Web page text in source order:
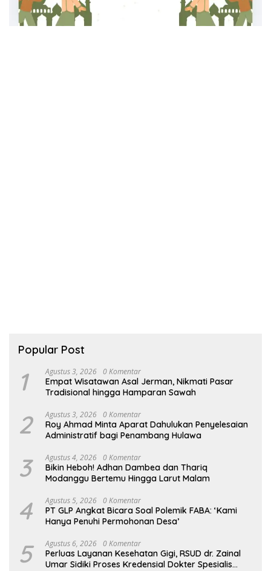
Popular Post
1 Agustus 3, 2026 0 Komentar
Empat Wisatawan Asal Jerman, Nikmati Pasar
Tradisional hingga Hamparan Sawah
2 Agustus 3, 2026 0 Komentar
Roy Ahmad Minta Aparat Dahulukan Penyelesaian
Administratif bagi Penambang Hulawa
3 Agustus 4, 2026 0 Komentar
Bikin Heboh! Adhan Dambea dan Thariq
Modanggu Bertemu Hingga Larut Malam
4 Agustus 5, 2026 0 Komentar
PT GLP Angkat Bicara Soal Polemik FABA: ‘Kami
Hanya Penuhi Permohonan Desa’
5 Agustus 6, 2026 0 Komentar
Perluas Layanan Kesehatan Gigi, RSUD dr. Zainal
Umar Sidiki Proses Kredensial Dokter Spesialis